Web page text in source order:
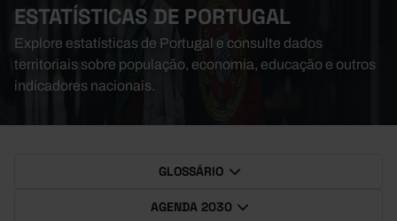
ESTATÍSTICAS DE PORTUGAL
Explore estatísticas de Portugal e consulte dados
territoriais sobre população, economia, educação e outros
indicadores nacionais.
GLOSSÁRIO
AGENDA 2030